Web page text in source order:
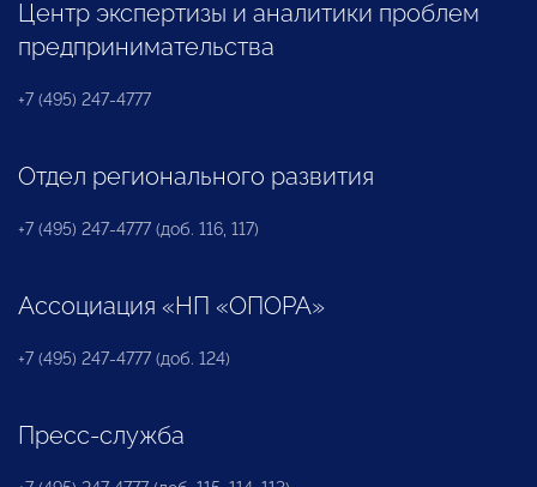
Центр экспертизы и аналитики проблем
предпринимательства
+7 (495) 247-4777
Отдел регионального развития
+7 (495) 247-4777 (доб. 116, 117)
Ассоциация «НП «ОПОРА»
+7 (495) 247-4777 (доб. 124)
Пресс-служба